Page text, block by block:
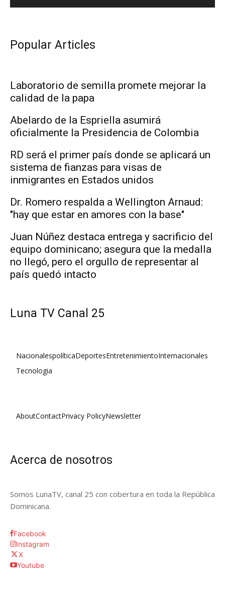
Popular Articles
Laboratorio de semilla promete mejorar la
calidad de la papa
Abelardo de la Espriella asumirá
oficialmente la Presidencia de Colombia
RD será el primer país donde se aplicará un
sistema de fianzas para visas de
inmigrantes en Estados unidos
Dr. Romero respalda a Wellington Arnaud:
"hay que estar en amores con la base"
Juan Núñez destaca entrega y sacrificio del
equipo dominicano; asegura que la medalla
no llegó, pero el orgullo de representar al
país quedó intacto
Luna TV Canal 25
NacionalespolíticaDeportesEntretenimientoInternacionales
Tecnologia
AboutContactPrivacy PolicyNewsletter
Acerca de nosotros
Somos LunaTV, canal 25 con cobertura en toda la República
Dominicana.
Facebook
Instagram
X
Youtube